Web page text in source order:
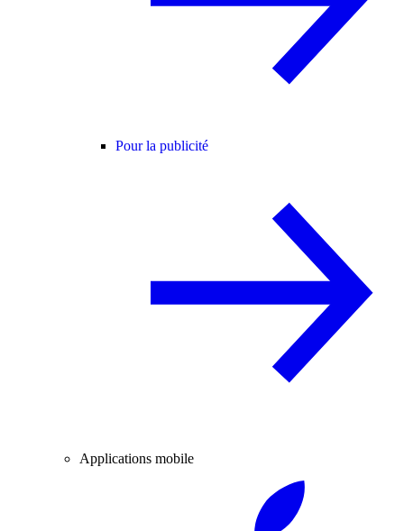
Pour la publicité
Applications mobile